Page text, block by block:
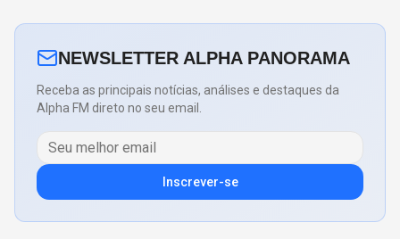
NEWSLETTER ALPHA PANORAMA
Receba as principais notícias, análises e destaques da
Alpha FM direto no seu email.
Inscrever-se